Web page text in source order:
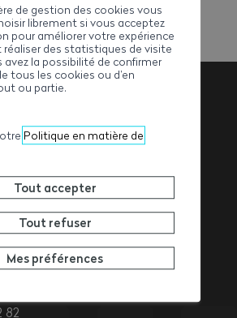
des
82
de gestion des cookies vous
librement si vous acceptez
pour améliorer votre expérience
des statistiques de visite
avez la possibilité de confirmer
tous les cookies ou d’en
ou partie.
Politique en matière de
Tout accepter
Tout refuser
Mes préférences